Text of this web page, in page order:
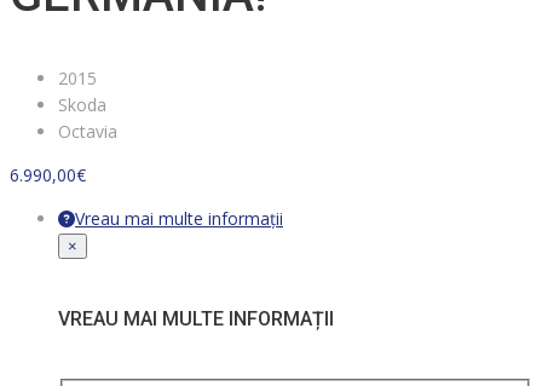
2015
Skoda
Octavia
6.990,00€
Vreau mai multe informații
×
VREAU MAI MULTE INFORMAȚII